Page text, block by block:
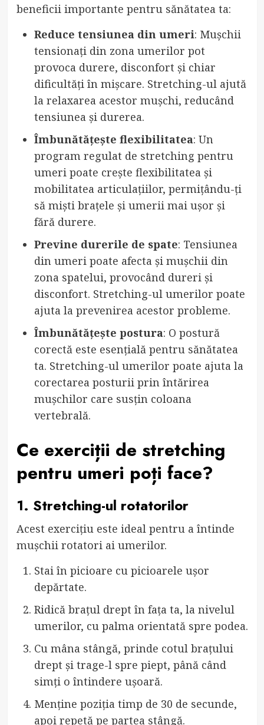
beneficii importante pentru sănătatea ta:
Reduce tensiunea din umeri: Mușchii
tensionați din zona umerilor pot
provoca durere, disconfort și chiar
dificultăți în mișcare. Stretching-ul ajută
la relaxarea acestor mușchi, reducând
tensiunea și durerea.
Îmbunătățește flexibilitatea: Un
program regulat de stretching pentru
umeri poate crește flexibilitatea și
mobilitatea articulațiilor, permițându-ți
să miști brațele și umerii mai ușor și
fără durere.
Previne durerile de spate: Tensiunea
din umeri poate afecta și mușchii din
zona spatelui, provocând dureri și
disconfort. Stretching-ul umerilor poate
ajuta la prevenirea acestor probleme.
Îmbunătățește postura: O postură
corectă este esențială pentru sănătatea
ta. Stretching-ul umerilor poate ajuta la
corectarea posturii prin întărirea
mușchilor care susțin coloana
vertebrală.
Ce exerciții de stretching
pentru umeri poți face?
1. Stretching-ul rotatorilor
Acest exercițiu este ideal pentru a întinde
mușchii rotatori ai umerilor.
Stai în picioare cu picioarele ușor
depărtate.
Ridică brațul drept în fața ta, la nivelul
umerilor, cu palma orientată spre podea.
Cu mâna stângă, prinde cotul brațului
drept și trage-l spre piept, până când
simți o întindere ușoară.
Menține poziția timp de 30 de secunde,
apoi repetă pe partea stângă.